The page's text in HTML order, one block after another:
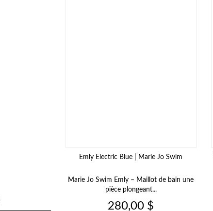
Emly Electric Blue | Marie Jo Swim
Marie Jo Swim Emly – Maillot de bain une
pièce plongeant...
Prix
280,00 $